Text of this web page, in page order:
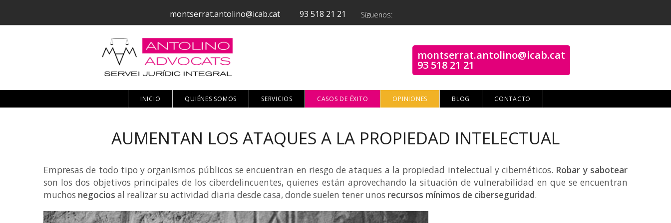
montserrat.antolino@icab.cat 93 518 21 21 Síguenos:
montserrat.antolino@icab.cat
93 518 21 21
INICIO QUIÉNES SOMOS SERVICIOS CASOS DE ÉXITO OPINIONES BLOG CONTACTO
AUMENTAN LOS ATAQUES A LA PROPIEDAD INTELECTUAL
Empresas de todo tipo y organismos públicos se encuentran en riesgo de ataques a la propiedad intelectual y cibernéticos. Robar y sabotear
son los dos objetivos principales de los ciberdelincuentes, quienes están aprovechando la situación de vulnerabilidad en que se encuentran
muchos negocios al realizar su actividad diaria desde casa, donde suelen tener unos recursos mínimos de ciberseguridad.